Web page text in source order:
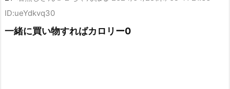
ID:ueYdkvq30
一緒に買い物すればカロリー0